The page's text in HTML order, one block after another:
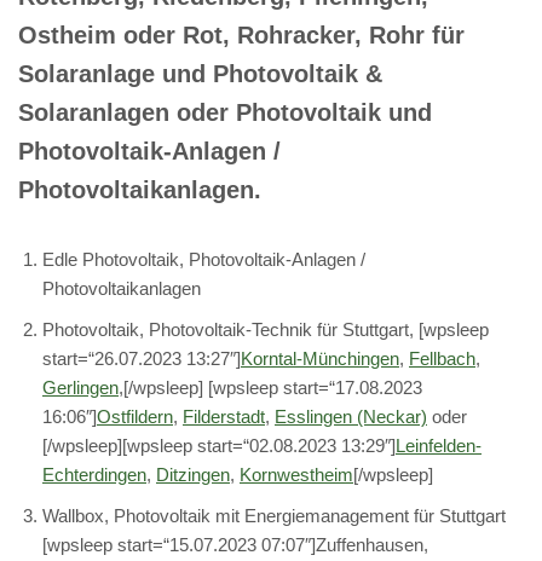
Ostheim oder Rot, Rohracker, Rohr für
Solaranlage und Photovoltaik &
Solaranlagen oder Photovoltaik und
Photovoltaik-Anlagen /
Photovoltaikanlagen.
Edle Photovoltaik, Photovoltaik-Anlagen /
Photovoltaikanlagen
Photovoltaik, Photovoltaik-Technik für Stuttgart, [wpsleep
start=“26.07.2023 13:27″]Korntal-Münchingen, Fellbach,
Gerlingen,[/wpsleep] [wpsleep start=“17.08.2023
16:06″]Ostfildern, Filderstadt, Esslingen (Neckar) oder
[/wpsleep][wpsleep start=“02.08.2023 13:29″]Leinfelden-
Echterdingen, Ditzingen, Kornwestheim[/wpsleep]
Wallbox, Photovoltaik mit Energiemanagement für Stuttgart
[wpsleep start=“15.07.2023 07:07″]Zuffenhausen,